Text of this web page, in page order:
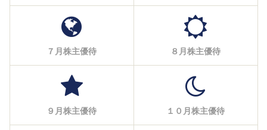
７月株主優待 ８月株主優待
９月株主優待 １０月株主優待